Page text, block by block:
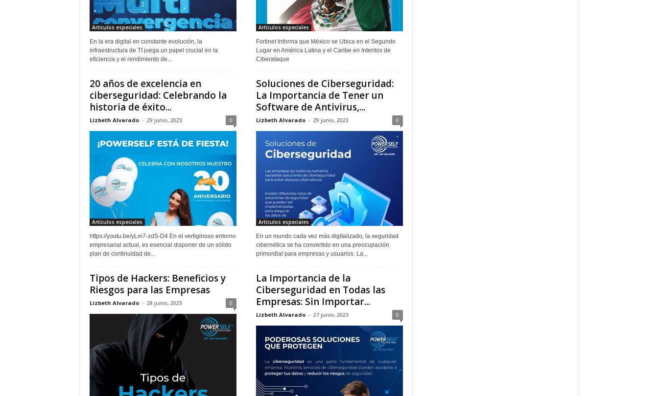
Artículos especiales
En la era digital en constante evolución, la
infraestructura de TI juega un papel crucial en la
eficiencia y el rendimiento de...
Artículos especiales
Fortinet Informa que México se Ubica en el Segundo
Lugar en América Latina y el Caribe en Intentos de
Ciberataque
20 años de excelencia en
ciberseguridad: Celebrando la
historia de éxito...
Lizbeth Alvarado - 29 junio, 2023 0
Artículos especiales
https://youtu.be/yLm7-zdS-D4 En el vertiginoso entorno
empresarial actual, es esencial disponer de un sólido
plan de continuidad de...
Soluciones de Ciberseguridad:
La Importancia de Tener un
Software de Antivirus,...
Lizbeth Alvarado - 29 junio, 2023 0
Artículos especiales
En un mundo cada vez más digitalizado, la seguridad
cibernética se ha convertido en una preocupación
primordial para empresas y usuarios. La...
Tipos de Hackers: Beneficios y
Riesgos para las Empresas
Lizbeth Alvarado - 28 junio, 2023 0
La Importancia de la
Ciberseguridad en Todas las
Empresas: Sin Importar...
Lizbeth Alvarado - 27 junio, 2023 0